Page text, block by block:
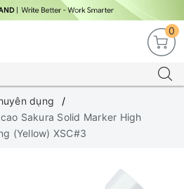
0
dụng
Sakura Solid Marker High
(Yellow) XSC#3